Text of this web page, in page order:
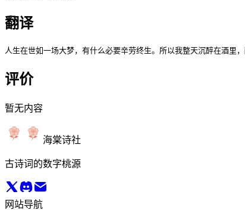
翻译
人生在世如一场大梦，有什么必要辛劳终生。所以我整天沉醉在酒里
评价
暂无内容
海棠诗社
古诗词的数字桃源
网站导航